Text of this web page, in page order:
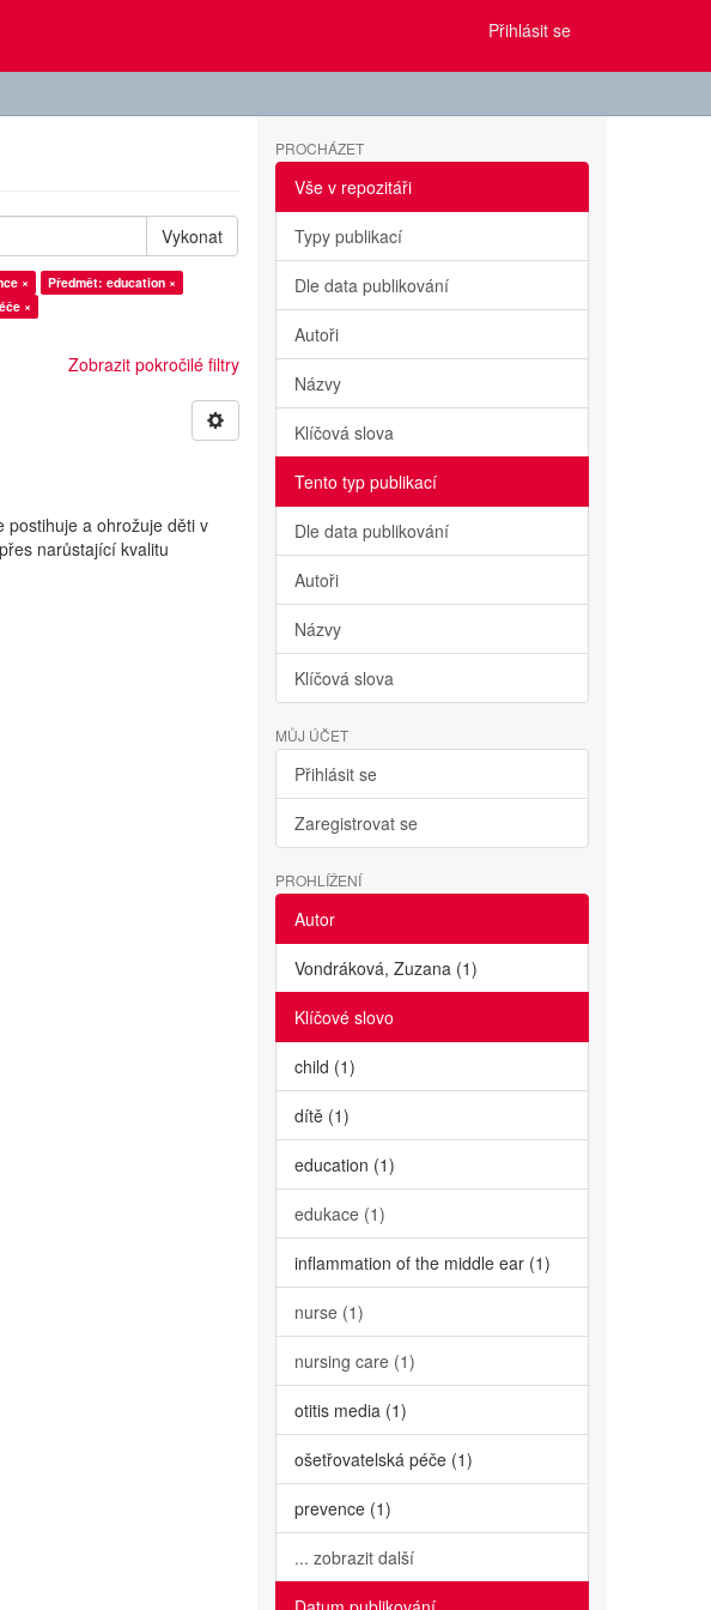
Přihlásit se
Vykonat
×
Předmět: education ×
×
Zobrazit pokročilé filtry
postihuje a ohrožuje děti v
narůstající kvalitu
PROCHÁZET
Vše v repozitáři
Typy publikací
Dle data publikování
Autoři
Názvy
Klíčová slova
Tento typ publikací
Dle data publikování
Autoři
Názvy
Klíčová slova
MŮJ ÚČET
Přihlásit se
Zaregistrovat se
PROHLÍŽENÍ
Autor
Vondráková, Zuzana (1)
Klíčové slovo
child (1)
dítě (1)
education (1)
edukace (1)
inflammation of the middle ear (1)
nurse (1)
nursing care (1)
otitis media (1)
ošetřovatelská péče (1)
prevence (1)
... zobrazit další